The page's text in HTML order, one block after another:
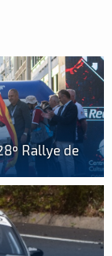
Rallye de